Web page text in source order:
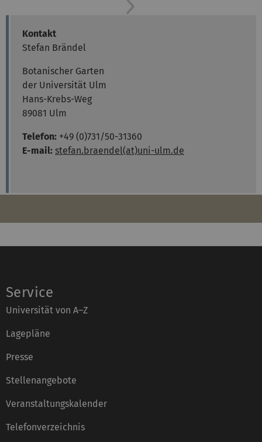
Kontakt
Stefan Brändel
Botanischer Garten
der Universität Ulm
Hans-Krebs-Weg
89081 Ulm
Telefon: +49 (0)731/50-31360
E-mail: stefan.braendel(at)uni-ulm.de
Service
Universität von A–Z
Lagepläne
Presse
Stellenangebote
Veranstaltungskalender
Telefonverzeichnis